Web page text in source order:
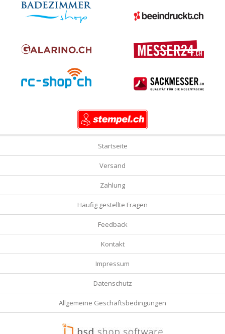
Startseite
Versand
Zahlung
Häufig gestellte Fragen
Feedback
Kontakt
Impressum
Datenschutz
Allgemeine Geschäftsbedingungen